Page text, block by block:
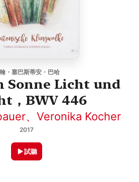
・塞巴斯蒂安・巴哈
Sonne Licht und
，BWV 446
、 Veronika Kocher
2017
試聽